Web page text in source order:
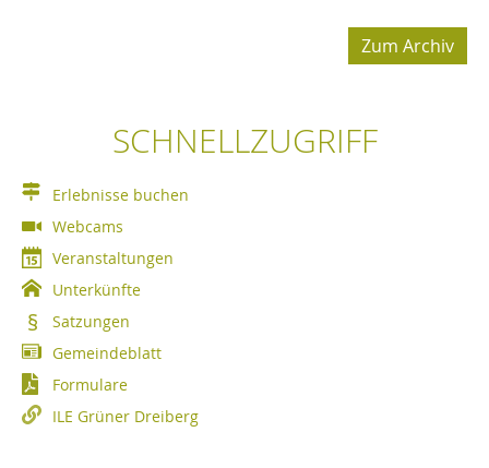
Zum Archiv
SCHNELLZUGRIFF
Erlebnisse buchen
Webcams
Veranstaltungen
Unterkünfte
Satzungen
Gemeindeblatt
Formulare
ILE Grüner Dreiberg